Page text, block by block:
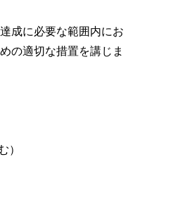
成に必要な範囲内にお
の適切な措置を講じま
）